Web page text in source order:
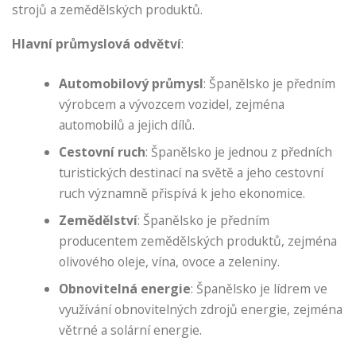
strojů a zemědělských produktů.
Hlavní průmyslová odvětví:
Automobilový průmysl: Španělsko je předním
výrobcem a vývozcem vozidel, zejména
automobilů a jejich dílů.
Cestovní ruch: Španělsko je jednou z předních
turistických destinací na světě a jeho cestovní
ruch významně přispívá k jeho ekonomice.
Zemědělství: Španělsko je předním
producentem zemědělských produktů, zejména
olivového oleje, vína, ovoce a zeleniny.
Obnovitelná energie: Španělsko je lídrem ve
využívání obnovitelných zdrojů energie, zejména
větrné a solární energie.